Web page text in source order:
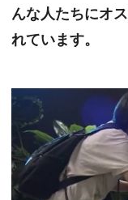
んな人たちにオ
れています。